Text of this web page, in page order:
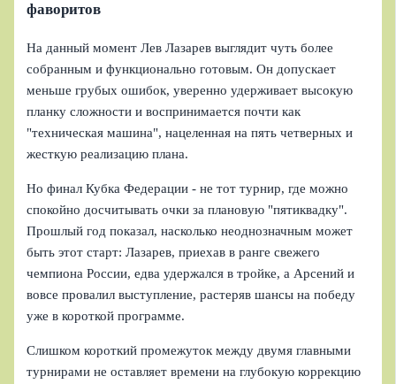
фаворитов
На данный момент Лев Лазарев выглядит чуть более
собранным и функционально готовым. Он допускает
меньше грубых ошибок, уверенно удерживает высокую
планку сложности и воспринимается почти как
"техническая машина", нацеленная на пять четверных и
жесткую реализацию плана.
Но финал Кубка Федерации - не тот турнир, где можно
спокойно досчитывать очки за плановую "пятиквадку".
Прошлый год показал, насколько неоднозначным может
быть этот старт: Лазарев, приехав в ранге свежего
чемпиона России, едва удержался в тройке, а Арсений и
вовсе провалил выступление, растеряв шансы на победу
уже в короткой программе.
Слишком короткий промежуток между двумя главными
турнирами не оставляет времени на глубокую коррекцию